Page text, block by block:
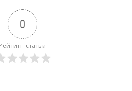
0
Рейтинг статьи